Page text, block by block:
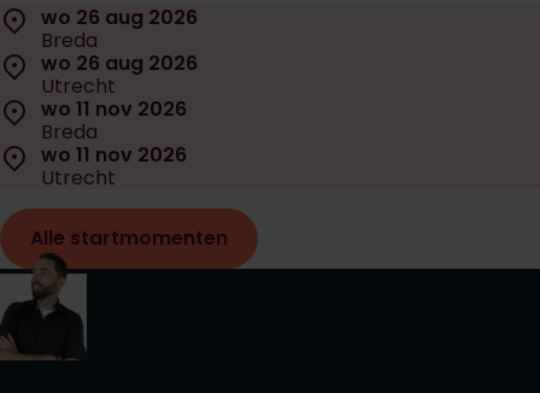
Selecteer een startdatum:
Datum:
wo 26 aug 2026
Locatie:
Breda
Datum:
wo 26 aug 2026
Locatie:
Utrecht
Datum:
wo 11 nov 2026
Locatie:
Breda
Datum:
wo 11 nov 2026
Locatie:
Utrecht
Alle startmomenten